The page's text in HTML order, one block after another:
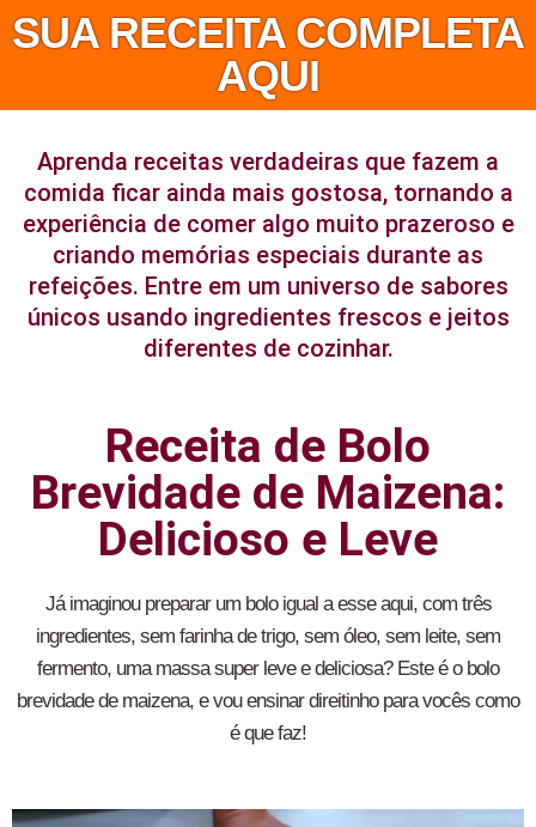
SUA RECEITA COMPLETA
AQUI
Aprenda receitas verdadeiras que fazem a
comida ficar ainda mais gostosa, tornando a
experiência de comer algo muito prazeroso e
criando memórias especiais durante as
refeições. Entre em um universo de sabores
únicos usando ingredientes frescos e jeitos
diferentes de cozinhar.
Receita de Bolo
Brevidade de Maizena:
Delicioso e Leve
Já imaginou preparar um bolo igual a esse aqui, com três
ingredientes, sem farinha de trigo, sem óleo, sem leite, sem
fermento, uma massa super leve e deliciosa? Este é o bolo
brevidade de maizena, e vou ensinar direitinho para vocês como
é que faz!